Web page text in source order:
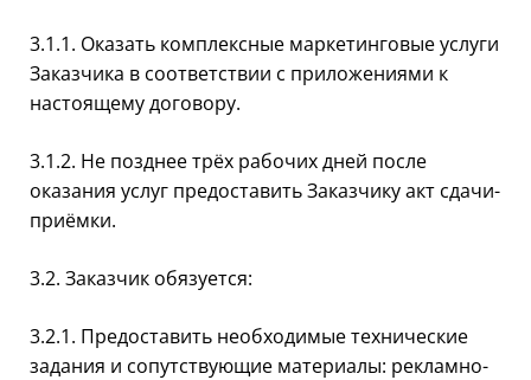
3.1.1. Оказать комплексные маркетинговые услуги
Заказчика в соответствии с приложениями к
настоящему договору.
3.1.2. Не позднее трёх рабочих дней после
оказания услуг предоставить Заказчику акт сдачи-
приёмки.
3.2. Заказчик обязуется:
3.2.1. Предоставить необходимые технические
задания и сопутствующие материалы: рекламно-